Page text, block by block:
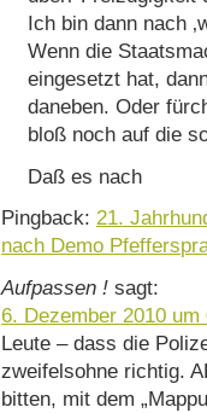
Ich bin dann nach
Wenn die
eingesetzt hat,
daneben. Oder
bloß noch auf die
Daß es nach
Pingback:21.
nach Demo
Aufpassen ! sagt:
6. Dezember 2010 um
Leute – dass die
zweifelsohne richtig.
bitten, mit dem